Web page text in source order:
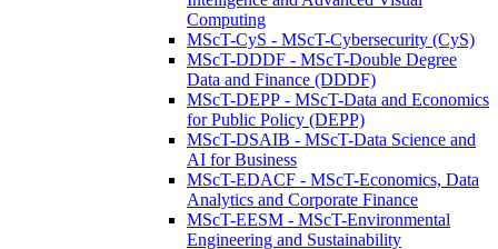
Computing
MScT-CyS - MScT-Cybersecurity (CyS)
MScT-DDDF - MScT-Double Degree
Data and Finance (DDDF)
MScT-DEPP - MScT-Data and Economics
for Public Policy (DEPP)
MScT-DSAIB - MScT-Data Science and
AI for Business
MScT-EDACF - MScT-Economics, Data
Analytics and Corporate Finance
MScT-EESM - MScT-Environmental
Engineering and Sustainability